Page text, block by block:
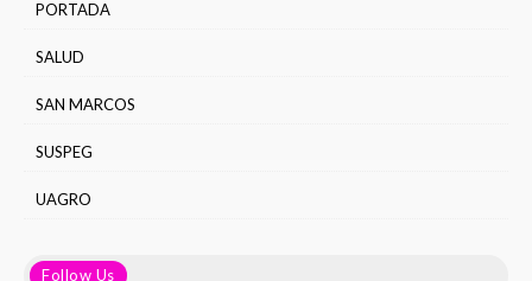
PORTADA
SALUD
SAN MARCOS
SUSPEG
UAGRO
Follow Us